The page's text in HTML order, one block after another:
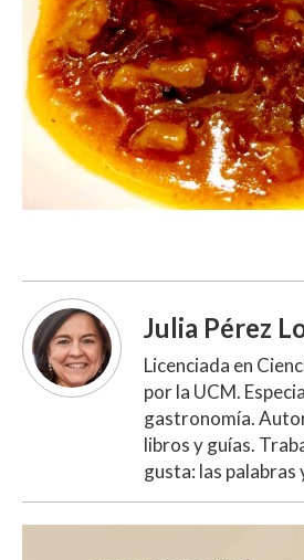
Julia Pérez
Licenciada en
por la UCM.
gastronomía.
libros y guías.
gusta: las palabras